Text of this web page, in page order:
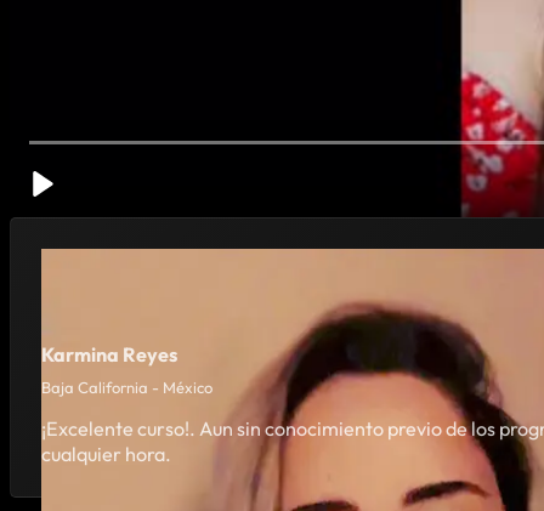
Karmina Reyes
Baja California - México
¡Excelente curso!. Aun sin conocimiento previo de los
cualquier hora.